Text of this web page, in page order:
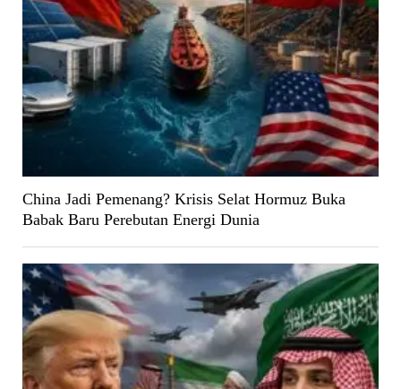
China Jadi Pemenang? Krisis Selat Hormuz Buka
Babak Baru Perebutan Energi Dunia